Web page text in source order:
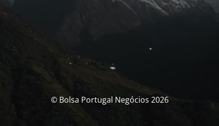
© Bolsa Portugal Negócios 2026